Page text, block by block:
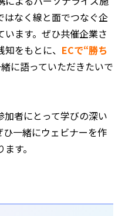
はなく線と面でつなぐ企
ます。ぜひ共催企業さ
をもとに、 ECで“勝ち
に語っていただきたいで
者にとって学びの深い
一緒にウェビナーを作
す。